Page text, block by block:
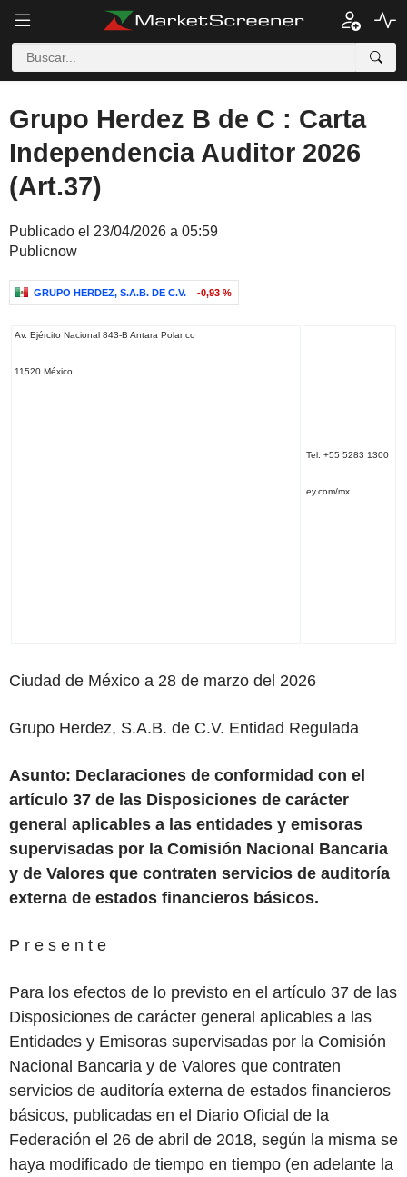
Grupo Herdez B de C : Carta
Independencia Auditor 2026
(Art.37)
Publicado el 23/04/2026 a 05:59
Publicnow
GRUPO HERDEZ, S.A.B. DE C.V. -0,93 %
Av. Ejército Nacional 843-B Antara Polanco
11520 México
Tel: +55 5283 1300
ey.com/mx
Ciudad de México a 28 de marzo del 2026
Grupo Herdez, S.A.B. de C.V. Entidad Regulada
Asunto: Declaraciones de conformidad con el
artículo 37 de las Disposiciones de carácter
general aplicables a las entidades y emisoras
supervisadas por la Comisión Nacional Bancaria
y de Valores que contraten servicios de auditoría
externa de estados financieros básicos.
P r e s e n t e
Para los efectos de lo previsto en el artículo 37 de las
Disposiciones de carácter general aplicables a las
Entidades y Emisoras supervisadas por la Comisión
Nacional Bancaria y de Valores que contraten
servicios de auditoría externa de estados financieros
básicos, publicadas en el Diario Oficial de la
Federación el 26 de abril de 2018, según la misma se
haya modificado de tiempo en tiempo (en adelante la